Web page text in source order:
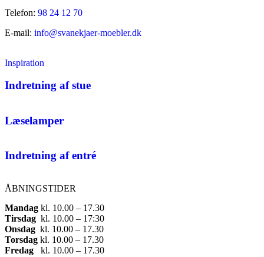
Telefon: 98 24 12 70
E-mail: info@svanekjaer-moebler.dk
Inspiration
Indretning af stue
Læselamper
Indretning af entré
ÅBNINGSTIDER
Mandag ​ kl. 10.00 – 17.30​
Tirsdag ​ kl. 10.00 – 17:30​
Onsdag ​ kl. 10.00 – 17.30​
Torsdag ​ kl. 10.00 – 17.30​
Fredag ​ kl. 10.00 – 17.30​